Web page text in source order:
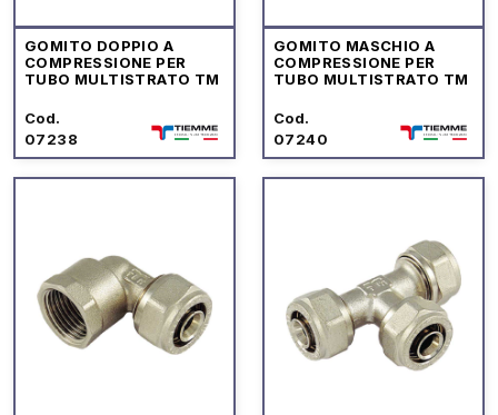
GOMITO DOPPIO A
COMPRESSIONE PER
TUBO MULTISTRATO TM
Cod.
07238
GOMITO MASCHIO A
COMPRESSIONE PER
TUBO MULTISTRATO TM
Cod.
07240